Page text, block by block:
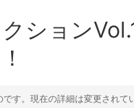
ション
す。現在の詳細は変更されて